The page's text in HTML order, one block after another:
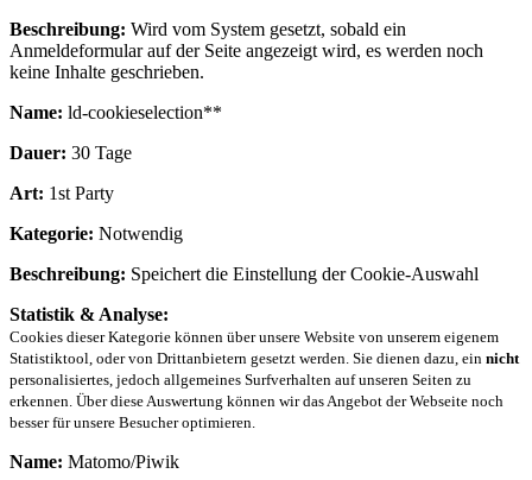
Beschreibung: Wird vom System gesetzt, sobald ein
Anmeldeformular auf der Seite angezeigt wird, es werden noch
keine Inhalte geschrieben.
Name: ld-cookieselection**
Dauer: 30 Tage
Art: 1st Party
Kategorie: Notwendig
Beschreibung: Speichert die Einstellung der Cookie-Auswahl
Statistik & Analyse:
Cookies dieser Kategorie können über unsere Website von unserem eigenem
Statistiktool, oder von Drittanbietern gesetzt werden. Sie dienen dazu, ein nicht
personalisiertes, jedoch allgemeines Surfverhalten auf unseren Seiten zu
erkennen. Über diese Auswertung können wir das Angebot der Webseite noch
besser für unsere Besucher optimieren.
Name: Matomo/Piwik